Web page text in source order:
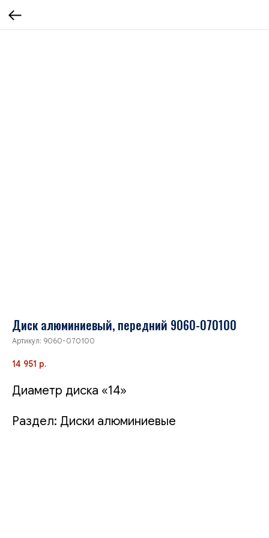
Диск алюминиевый, передний 9060-070100
Артикул: 9060-070100
14 951 р.
Диаметр диска «14»
Раздел: Диски алюминиевые